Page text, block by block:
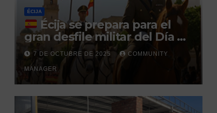
ÉCIJA
Écija se prepara para el
gran desfile militar del Día de
la Hispanidad organizado por
el Centro Militar de Cría
Caballar
7 DE OCTUBRE DE 2025 COMMUNITY
MANAGER